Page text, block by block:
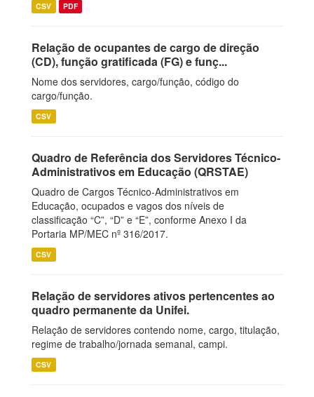
CSV PDF
Relação de ocupantes de cargo de direção
(CD), função gratificada (FG) e funç...
Nome dos servidores, cargo/função, código do
cargo/função.
CSV
Quadro de Referência dos Servidores Técnico-
Administrativos em Educação (QRSTAE)
Quadro de Cargos Técnico-Administrativos em
Educação, ocupados e vagos dos níveis de
classificação “C”, “D” e “E”, conforme Anexo I da
Portaria MP/MEC nº 316/2017.
CSV
Relação de servidores ativos pertencentes ao
quadro permanente da Unifei.
Relação de servidores contendo nome, cargo, titulação,
regime de trabalho/jornada semanal, campi.
CSV